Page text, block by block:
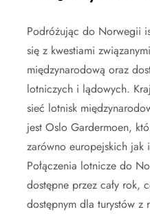
Podróżując do Norwegii
się z kwestiami
międzynarodową oraz
lotniczych i lądowych.
sieć lotnisk
jest Oslo Gardermoen,
zarówno europejskich jak
Połączenia lotnicze do
dostępne przez cały rok,
dostępnym dla turystów z